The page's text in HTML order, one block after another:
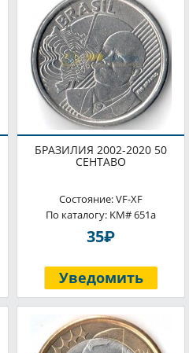
БРАЗИЛИЯ 2002-2020 50
СЕНТАВО
Состояние: VF-XF
По каталогу: KM# 651a
35P
Уведомить